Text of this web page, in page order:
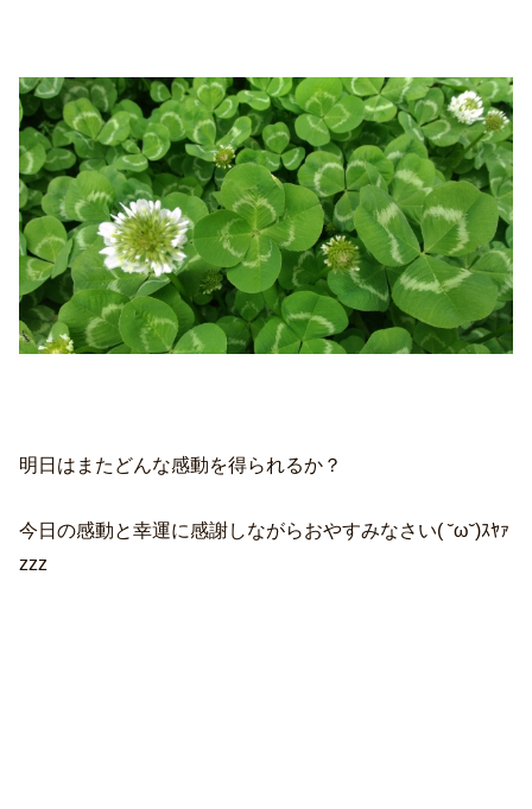
明日はまたどんな感動を得られるか？
今日の感動と幸運に感謝しながらおやすみなさい( ˘ω˘)ｽﾔｧ
zzz